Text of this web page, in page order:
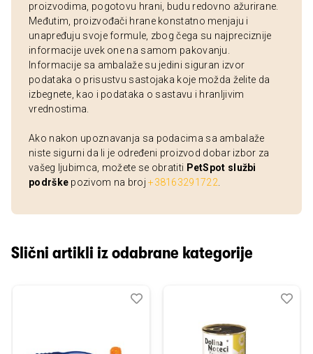
proizvodima, pogotovu hrani, budu redovno ažurirane.
Međutim, proizvođači hrane konstatno menjaju i
unapređuju svoje formule, zbog čega su najpreciznije
informacije uvek one na samom pakovanju.
Informacije sa ambalaže su jedini siguran izvor
podataka o prisustvu sastojaka koje možda želite da
izbegnete, kao i podataka o sastavu i hranljivim
vrednostima.
Ako nakon upoznavanja sa podacima sa ambalaže
niste sigurni da li je određeni proizvod dobar izbor za
vašeg ljubimca, možete se obratiti PetSpot službi
podrške pozivom na broj+38163291722
Slični artikli iz odabrane kategorije
Dodaj
Uporedi